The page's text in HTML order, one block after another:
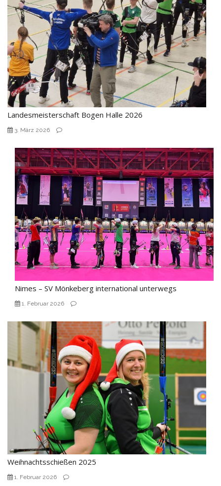
Landesmeisterschaft Bogen Halle 2026
3. März 2026
Nimes – SV Mönkeberg international unterwegs
1. Februar 2026
Weihnachtsschießen 2025
1. Februar 2026